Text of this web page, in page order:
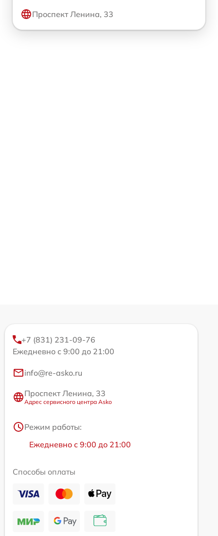
Проспект Ленина, 33
+7 (831) 231-09-76
Ежедневно с 9:00 до 21:00
info@re-asko.ru
Проспект Ленина, 33
Адрес сервисного центра Asko
Режим работы:
Ежедневно с 9:00 до 21:00
Способы оплаты